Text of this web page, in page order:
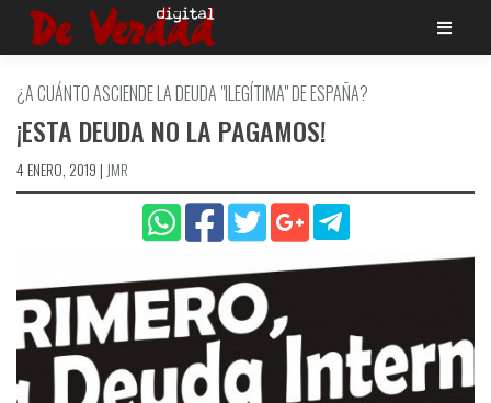
Saltar
¿A CUÁNTO ASCIENDE LA DEUDA "ILEGÍ­TIMA" DE ESPAÑA?
¡ESTA DEUDA NO LA PAGAMOS!
4 ENERO, 2019 | JMR